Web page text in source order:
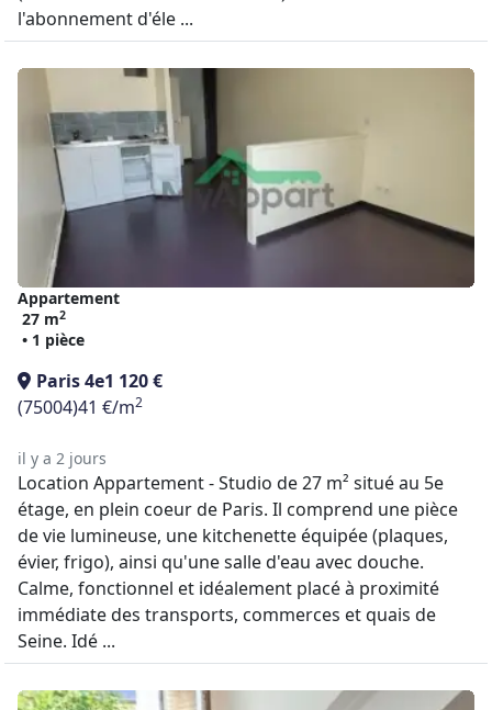
l'abonnement d'éle ...
Appartement
27 m2
• 1 pièce
Paris 4e1 120 €
(75004)41 €/m2
il y a 2 jours
Location Appartement - Studio de 27 m² situé au 5e
étage, en plein coeur de Paris. Il comprend une pièce
de vie lumineuse, une kitchenette équipée (plaques,
évier, frigo), ainsi qu'une salle d'eau avec douche.
Calme, fonctionnel et idéalement placé à proximité
immédiate des transports, commerces et quais de
Seine. Idé ...